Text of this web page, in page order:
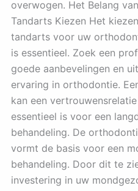
overwogen. Het Belang
Tandarts Kiezen Het
tandarts voor uw
is essentieel. Zoek een
goede aanbevelingen en
ervaring in orthodontie.
kan een
essentieel is voor een
behandeling. De
vormt de basis voor een
behandeling. Door dit te
investering in uw